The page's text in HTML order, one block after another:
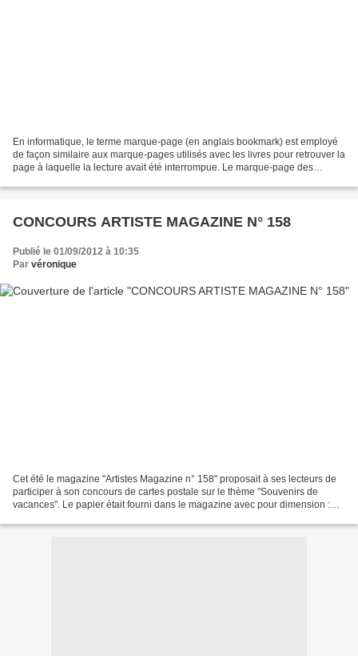
En informatique, le terme marque-page (en anglais bookmark) est employé
de façon similaire aux marque-pages utilisés avec les livres pour retrouver la
page à laquelle la lecture avait été interrompue. Le marque-page des
CONCOURS ARTISTE MAGAZINE N° 158
Publié le 01/09/2012 à 10:35
Par véronique
Cet été le magazine "Artistes Magazine n° 158" proposait à ses lecteurs de
participer à son concours de cartes postale sur le thème "Souvenirs de
vacances". Le papier était fourni dans le magazine avec pour dimension :